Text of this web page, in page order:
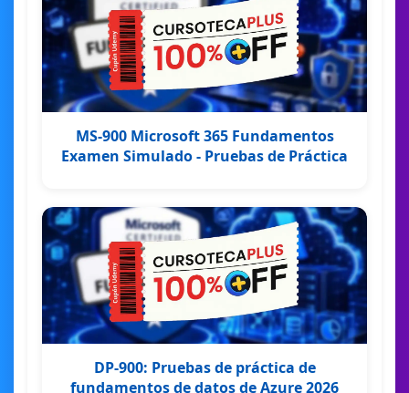
MS-900 Microsoft 365 Fundamentos
Examen Simulado - Pruebas de Práctica
DP-900: Pruebas de práctica de
fundamentos de datos de Azure 2026